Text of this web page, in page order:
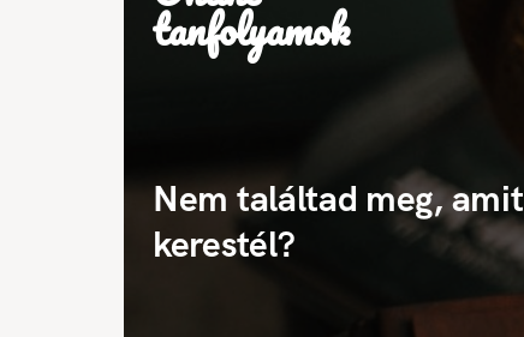
tanfolyamok
Nem találtad meg, amit
kerestél?